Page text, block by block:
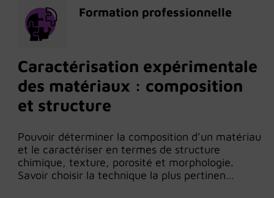
Formation professionnelle
Caractérisation expérimentale
des matériaux : composition
et structure
Pouvoir déterminer la composition d’un matériau
et le caractériser en termes de structure
chimique, texture, porosité et morphologie.
Savoir choisir la technique la plus pertinen…